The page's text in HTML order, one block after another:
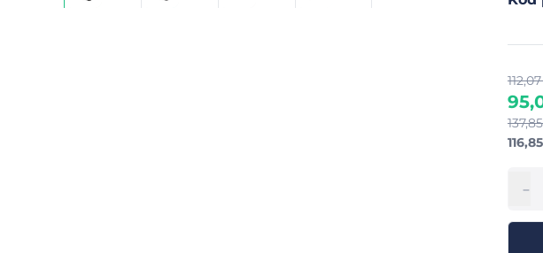
116,85
-